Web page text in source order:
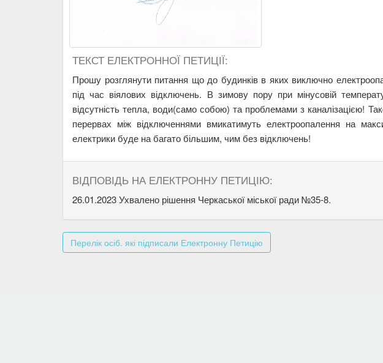
ТЕКСТ ЕЛЕКТРОННОЇ ПЕТИЦІЇ:
Прошу розглянути питання що до будинків в яких виключно
під час віялових відключень. В зимову пору при мінусовій
відсутність тепла, води(само собою) та проблемами з каналізацією!
перервах між відключеннями вмикатимуть електроопалення на
електрики буде на багато більшим, чим без відключень!
ВІДПОВІДЬ НА ЕЛЕКТРОННУ ПЕТИЦІЮ:
26.01.2023 Ухвалено рішення Черкаської міської ради №35-8.
Перелік осіб. які підписали Електронну Петицію